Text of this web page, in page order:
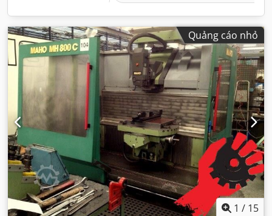
Quảng cáo nhỏ
1 / 15